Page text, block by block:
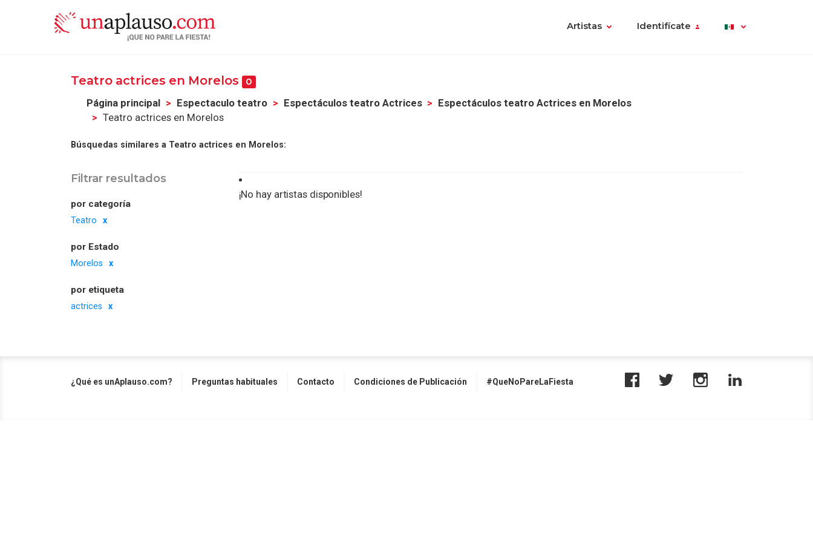
Artistas Identifícate
Teatro actrices en Morelos 0
Página principal Espectaculo teatro Espectáculos teatro Actrices
Espectáculos teatro Actrices en Morelos
Teatro actrices en Morelos
Búsquedas similares a Teatro actrices en Morelos:
Filtrar resultados
por categoría
Teatro
por Estado
Morelos
por etiqueta
actrices
¡No hay artistas disponibles!
¿Qué es unAplauso.com? Preguntas habituales Contacto Condiciones de Publicación #QueNoPareLaFiesta